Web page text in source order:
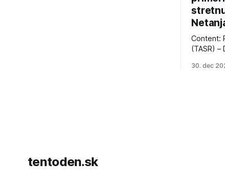
Content:
(TASR)
vyhlásil,
30. dec
tentoden.sk